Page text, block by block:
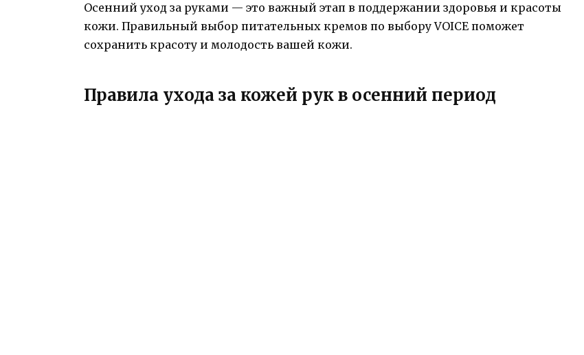
Осенний уход за руками — это важный этап в поддержании здоровья и красоты
кожи. Правильный выбор питательных кремов по выбору VOICE поможет
сохранить красоту и молодость вашей кожи.
Правила ухода за кожей рук в осенний период